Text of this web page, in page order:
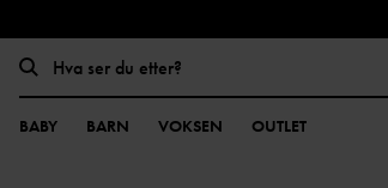
BABY BARN VOKSEN OUTLET